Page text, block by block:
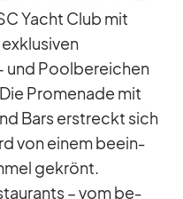
Yacht Club mit
und Pool­be­rei­chen
Pro­me­nade mit
Bars er­streckt sich
von ei­nem be­ein­
ge­krönt.
– vom be­